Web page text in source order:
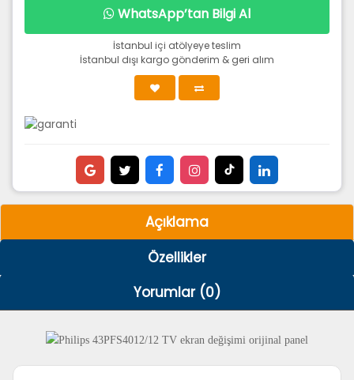
WhatsApp’tan Bilgi Al
İstanbul içi atölyeye teslim
İstanbul dışı kargo gönderim & geri alım
Açıklama
Özellikler
Yorumlar (0)